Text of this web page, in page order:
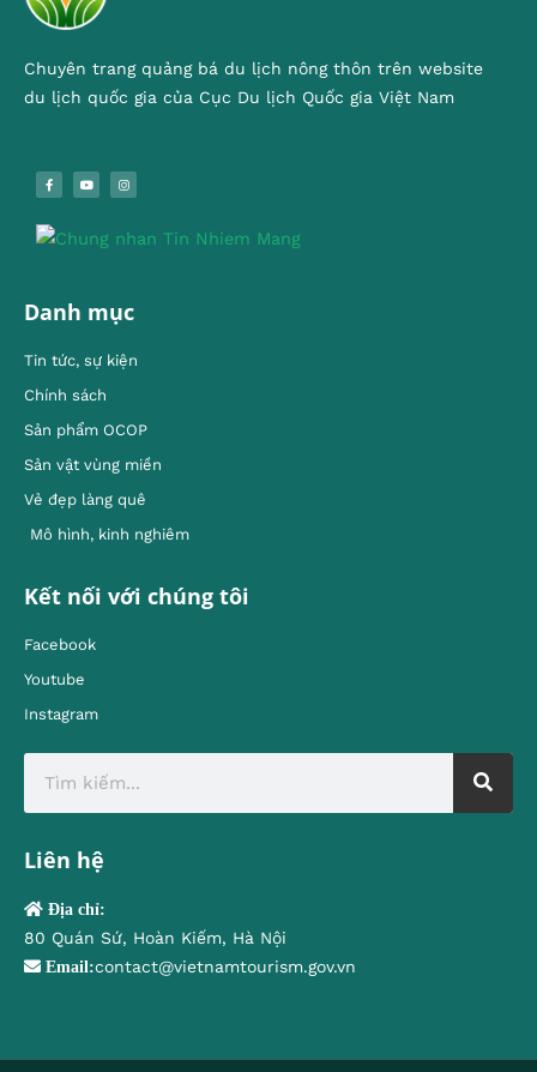
Chuyên trang quảng bá du lịch nông thôn trên website
du lịch quốc gia của Cục Du lịch Quốc gia Việt Nam
Danh mục
Tin tức, sự kiện
Chính sách
Sản phẩm OCOP
Sản vật vùng miền
Vẻ đẹp làng quê
Mô hình, kinh nghiêm
Kết nối với chúng tôi
Facebook
Youtube
Instagram
Liên hệ
Địa chỉ:
80 Quán Sứ, Hoàn Kiếm, Hà Nội
Email:contact@vietnamtourism.gov.vn